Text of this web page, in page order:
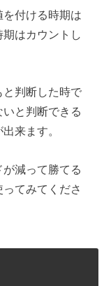
付ける時期は
はカウントし
判断した時で
と判断できる
来ます。
減って勝てる
てみてくださ